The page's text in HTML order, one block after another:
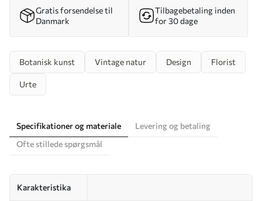
Gratis forsendelse til
Danmark
Tilbagebetaling inden
for 30 dage
Botanisk kunst Vintage natur Design Florist
Urte
Specifikationer og materiale
Levering og betaling
Ofte stillede spørgsmål
Karakteristika